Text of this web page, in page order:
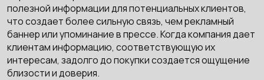
полезной информации для потенциальных клиентов,
что создает более сильную связь, чем рекламный
баннер или упоминание в прессе. Когда компания дает
клиентам информацию, соответствующую их
интересам, задолго до покупки создается ощущение
близости и доверия.